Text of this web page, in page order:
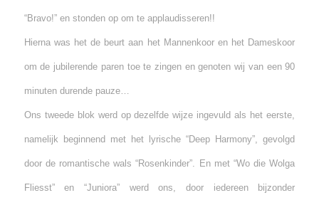
“Bravo!” en stonden op om te applaudisseren!!
Hierna was het de beurt aan het Mannenkoor en het Dameskoor
om de jubilerende paren toe te zingen en genoten wij van een 90
minuten durende pauze…
Ons tweede blok werd op dezelfde wijze ingevuld als het eerste,
namelijk beginnend met het lyrische “Deep Harmony”, gevolgd
door de romantische wals “Rosenkinder”. En met “Wo die Wolga
Fliesst” en “Juniora” werd ons, door iedereen bijzonder